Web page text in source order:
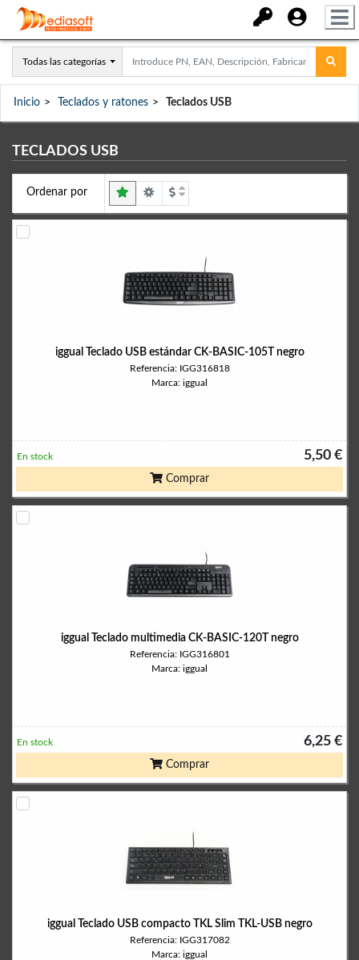
Todas las categorías
Inicio Teclados y ratones Teclados USB
TECLADOS USB
Ordenar por
iggual Teclado USB estándar CK-BASIC-105T negro
Referencia: IGG316818
Marca: iggual
5,50 €
En stock
Comprar
iggual Teclado multimedia CK-BASIC-120T negro
Referencia: IGG316801
Marca: iggual
6,25 €
En stock
Comprar
iggual Teclado USB compacto TKL Slim TKL-USB negro
Referencia: IGG317082
Marca: iggual